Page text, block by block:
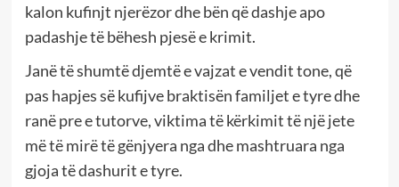
kalon kufinjt njerëzor dhe bën që dashje apo
padashje të bëhesh pjesë e krimit.
Janë të shumtë djemtë e vajzat e vendit tone, që
pas hapjes së kufijve braktisën familjet e tyre dhe
ranë pre e tutorve, viktima të kërkimit të një jete
më të mirë të gënjyera nga dhe mashtruara nga
gjoja të dashurit e tyre.